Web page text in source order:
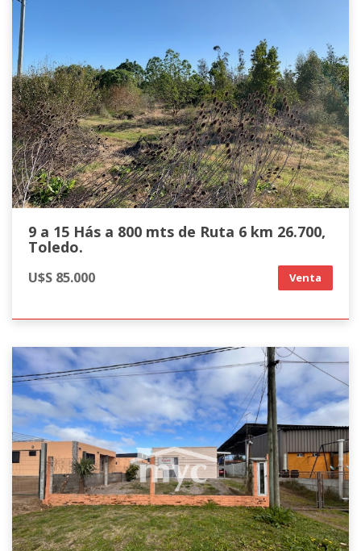
9 a 15 Hás a 800 mts de Ruta 6 km 26.700,
Toledo.
U$S 85.000 Venta